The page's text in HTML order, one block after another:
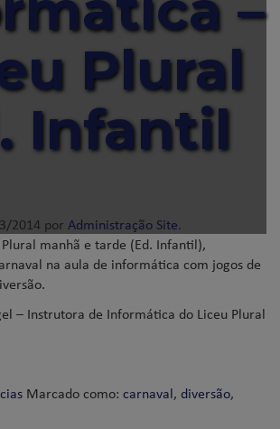
Plural
Infantil
2014 por Administração Site.
manhã e tarde (Ed. Infantil),
na aula de informática com jogos de
– Instrutora de Informática do Liceu Plural
Marcado como: carnaval, diversão,